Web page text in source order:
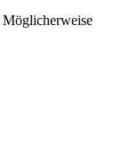
Möglicherweise